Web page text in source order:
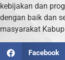
kebijakan dan
dengan baik dan
masyarakat
Facebook